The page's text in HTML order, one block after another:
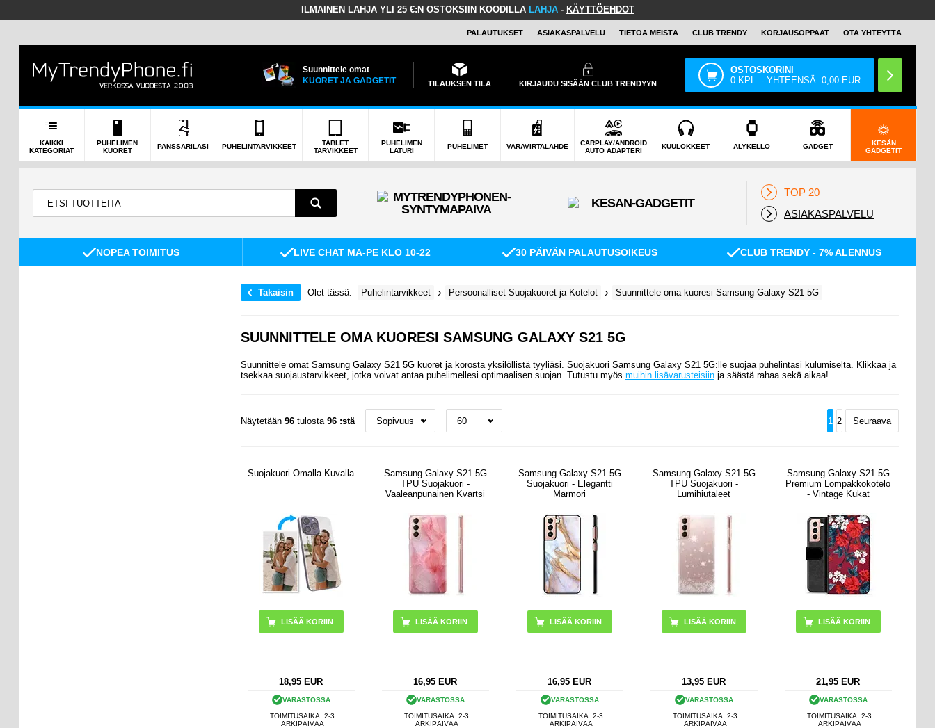
ILMAINEN LAHJA YLI 25 €:N OSTOKSIIN KOODILLA LAHJA- KÄYTTÖEHDOT
PALAUTUKSET ASIAKASPALVELU TIETOA MEISTÄ CLUB TRENDY KORJAUSOPPAAT OTA YHTEYTTÄ
Suunnittele omat
KUORET JA GADGETIT
TILAUKSEN TILA KIRJAUDU SISÄÄN CLUB TRENDYYN
OSTOSKORINI
0 KPL. - YHTEENSÄ:0,00 EUR
KAIKKI
KATEGORIAT
PUHELIMEN
KUORET
PANSSARILASI PUHELINTARVIKKEET
TABLET
TARVIKKEET
PUHELIMEN
LATURI
PUHELIMET VARAVIRTALÄHDE
CARPLAY/ANDROID
AUTO ADAPTERI
KUULOKKEET ÄLYKELLO GADGET
KESÄN
GADGETIT
TOP 20
ASIAKASPALVELU
NOPEA TOIMITUS LIVE CHAT MA-PE KLO 10-22 30 PÄIVÄN PALAUTUSOIKEUS CLUB TRENDY - 7% ALENNUS
Takaisin Olet tässä: Puhelintarvikkeet Persoonalliset Suojakuoret ja Kotelot Suunnittele oma kuoresi Samsung Galaxy S21 5G
SUUNNITTELE OMA KUORESI SAMSUNG GALAXY S21 5G
Suunnittele omat Samsung Galaxy S21 5G kuoret ja korosta yksilöllistä tyyliäsi. Suojakuori Samsung Galaxy S21 5G:llesuojaa puhelintasi kulumiselta. Klikkaa ja
tsekkaa suojaustarvikkeet, jotka voivat antaa puhelimellesi optimaalisen suojan. Tutustu myös muihin lisävarusteisiinja säästä rahaa sekä aikaa!
Näytetään 96tulosta 96 :stä 1 2 Seuraava
Suojakuori Omalla Kuvalla
18,95 EUR
VARASTOSSA
TOIMITUSAIKA: 2-3
ARKIPÄIVÄÄ
Samsung Galaxy S21 5G
TPU Suojakuori -
Vaaleanpunainen Kvartsi
16,95 EUR
VARASTOSSA
TOIMITUSAIKA: 2-3
ARKIPÄIVÄÄ
Samsung Galaxy S21 5G
Suojakuori - Elegantti
Marmori
16,95 EUR
VARASTOSSA
TOIMITUSAIKA: 2-3
ARKIPÄIVÄÄ
Samsung Galaxy S21 5G
TPU Suojakuori -
Lumihiutaleet
13,95 EUR
VARASTOSSA
TOIMITUSAIKA: 2-3
ARKIPÄIVÄÄ
Samsung Galaxy S21 5G
Premium Lompakkokotelo
- Vintage Kukat
21,95 EUR
VARASTOSSA
TOIMITUSAIKA: 2-3
ARKIPÄIVÄÄ